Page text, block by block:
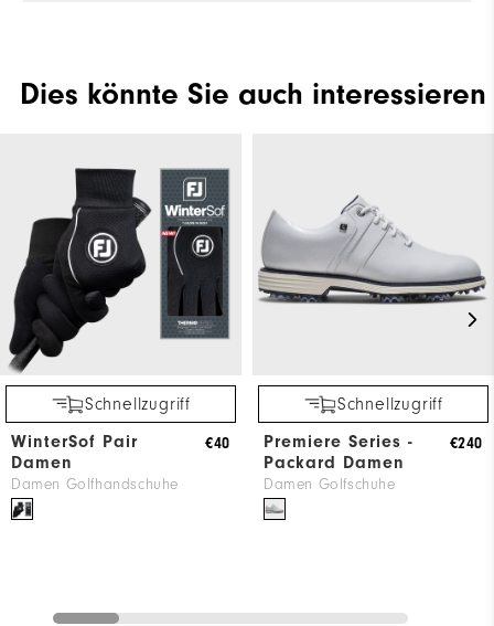
Dies könnte Sie auch interessieren
Schnellzugriff
WinterSof Pair
Damen
Damen Golfhandschuhe
€40
Schnellzugriff
Premiere Series -
Packard Damen
Damen Golfschuhe
€240